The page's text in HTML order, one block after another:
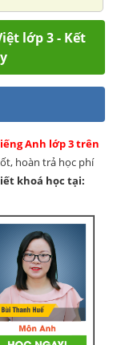
lớp 3 - Kết
Anh lớp 3 trên
hoàn trả học phí
khoá học tại: